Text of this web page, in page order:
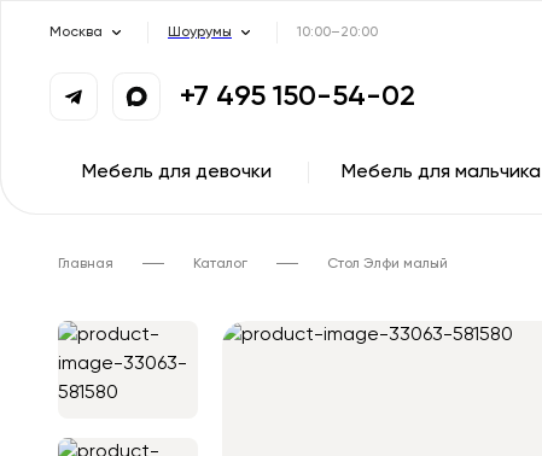
Москва Шоурумы 10:00–20:00
+7 495 150-54-02
Мебель для девочки Мебель для мальчика
Главная Каталог Стол Элфи малый